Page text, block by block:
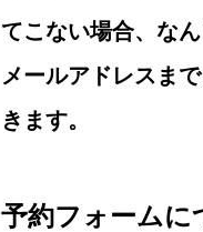
てこない場合、な
メールアドレスま
きます。
予約フォームに